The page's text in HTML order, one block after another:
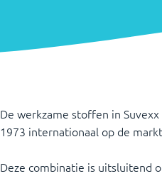
De werkzame stoffen in
1973 internationaal op de
Deze combinatie is uitsluitend